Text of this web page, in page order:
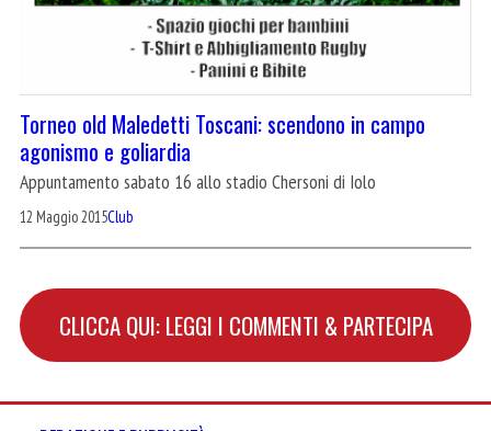
Torneo old Maledetti Toscani: scendono in campo
agonismo e goliardia
Appuntamento sabato 16 allo stadio Chersoni di Iolo
12 Maggio 2015Club
CLICCA QUI: LEGGI I COMMENTI & PARTECIPA